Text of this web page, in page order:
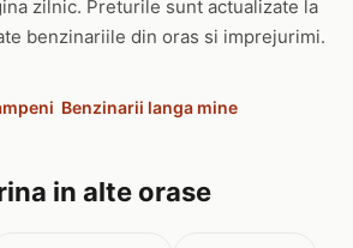
zilnic. Preturile sunt actualizate la
benzinariile din oras si imprejurimi.
Benzinarii langa mine
in alte orase